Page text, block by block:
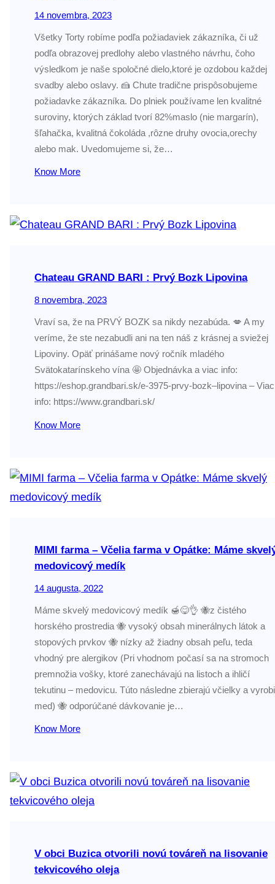
14 novembra, 2023
Všetky Torty robíme podľa požiadaviek zákazníka, či už
podľa obrazovej predlohy alebo vlastného návrhu, čoho
výsledkom je naše spoločné dielo,ktoré je ozdobou každej
svadby alebo oslavy. 🍰 Chute tradične prispôsobujeme
požiadavke zákazníka. Do plniek používame len kvalitné
suroviny, ktorých základ tvorí 82%maslo (nie margarín),
šľahačka, kvalitná čokoláda ,rôzne druhy ovocia,orechy
alebo mak. Uvedomujeme si, že…
Know More
Chateau GRAND BARI : Prvý Bozk Lipovina
8 novembra, 2023
Vraví sa, že na PRVÝ BOZK sa nikdy nezabúda. 💋 A my
veríme, že ste nezabudli ani na ten náš z krásnej a sviežej
Lipoviny. Opäť prinášame nový ročník mladého
Svätokatarínskeho vína 🤩 Objednávka a viac info:
https://eshop.grandbari.sk/e-3975-prvy-bozk–lipovina – Viac
info: https://www.grandbari.sk/
Know More
MIMI farma – Včelia farma v Opátke: Máme
medovicový medík
14 augusta, 2022
Máme skvelý medovicový medík 🍯😋👌 🐝z čistého
horského prostredia 🐝 vysoký obsah minerálnych látok a
stopových prvkov 🐝 nízky až žiadny obsah peľu, teda
vhodný pre alergikov (Pri vhodnom počasí sa na stromoch
premnožia vošky, ktoré zanechávajú na listoch a ihličí
tekutinu – medovicu. Túto následne zbierajú včielky a
med) 🐝 odporúčané dávkovanie je…
Know More
V obci Buzica otvorili novú továreň na lisovanie
tekvicového oleja